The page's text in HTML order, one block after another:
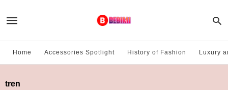
Home Accessories Spotlight History of Fashion Luxury
tren